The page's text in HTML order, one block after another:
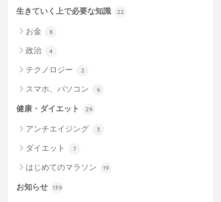
生きていく上で必要な知識 22
お金 8
政治 4
テクノロジー 2
スマホ、パソコン 6
健康・ダイエット 29
アンチエイジング 3
ダイエット 7
はじめてのマラソン 19
お知らせ 139